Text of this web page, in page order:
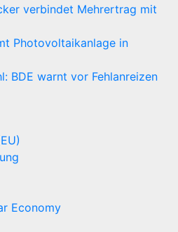
verbindet Mehrertrag mit
Photovoltaikanlage in
BDE warnt vor Fehlanreizen
Economy